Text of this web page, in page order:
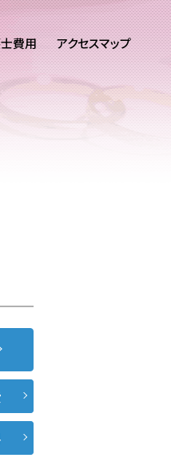
費用 アクセスマップ